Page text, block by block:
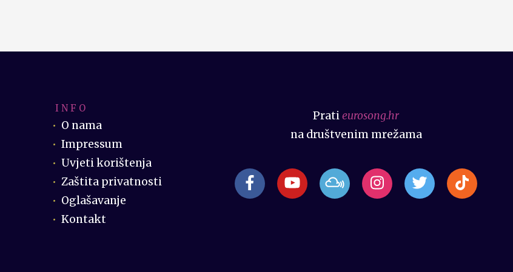
I N F O
O nama
Impressum
Uvjeti korištenja
Zaštita privatnosti
Oglašavanje
Kontakt
Pratieurosong.hr
na društvenim mrežama